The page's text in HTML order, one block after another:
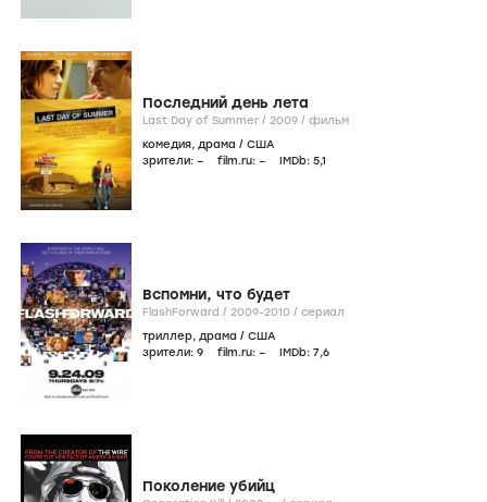
Последний день лета
Last Day of Summer / 2009 / фильм
комедия, драма / США
зрители: – film.ru: – IMDb: 5,1
Вспомни, что будет
FlashForward / 2009-2010 / сериал
триллер, драма / США
зрители: 9 film.ru: – IMDb: 7,6
Поколение убийц